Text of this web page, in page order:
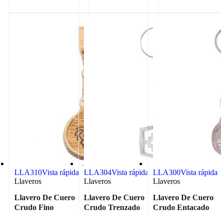
LLA310Vista rápida
Llaveros
Llavero De Cuero
Crudo Fino
LLA304Vista rápida
Llaveros
Llavero De Cuero
Crudo Trenzado
LLA300Vista rápida
Llaveros
Llavero De Cuero
Crudo Entacado